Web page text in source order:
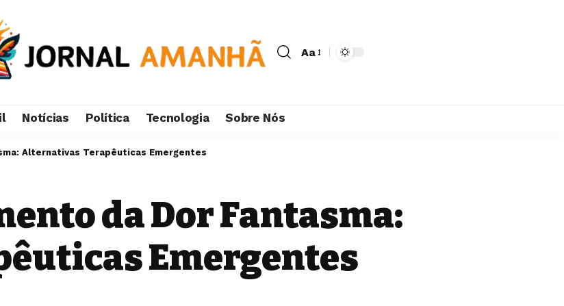
Aa
Notícias Política Tecnologia Sobre Nós
Alternativas Terapêuticas Emergentes
da Dor Fantasma:
Emergentes